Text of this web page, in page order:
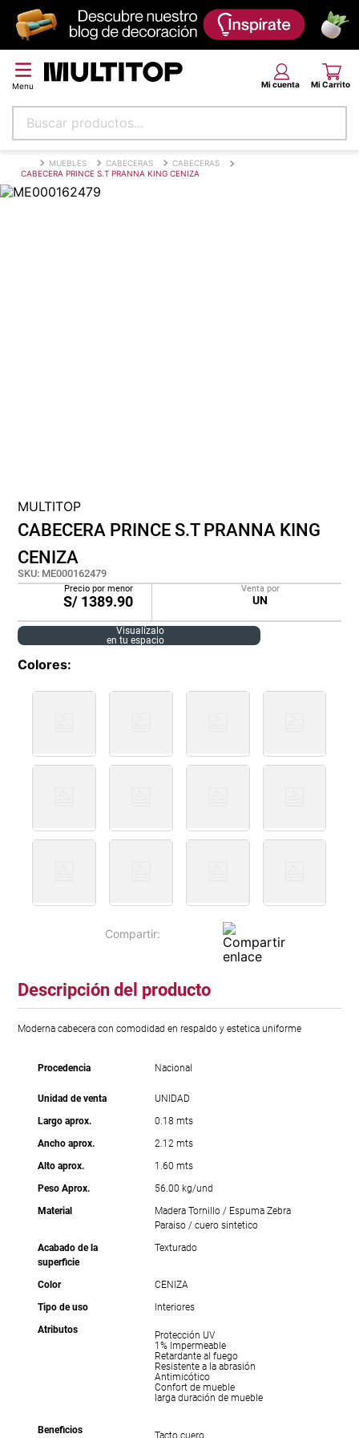
Buscar productos...
MUEBLES CABECERAS
CABECERAS
CABECERA PRINCE S.T PRANNA KING CENIZA
MULTITOP
CABECERA PRINCE S.T PRANNA KING
CENIZA
SKU: ME000162479
Precio por menor
S/ 1389.90
Venta por
UN
Visualízalo
en tu espacio
Colores
Descripción del producto
Moderna cabecera con comodidad en respaldo y estetica uniforme
Procedencia Nacional
Unidad de venta
UNIDAD
Largo aprox.
0.18 mts
Ancho aprox.
2.12 mts
Alto aprox.
1.60 mts
Peso Aprox.
56.00 kg/und
Material
Madera Tornillo / Espuma Zebra
Paraiso / cuero sintetico
Acabado de la
superficie
Texturado
Color
CENIZA
Tipo de uso
Interiores
Atributos
Protección UV
1% Impermeable
Retardante al fuego
Resistente a la abrasión
Antimicótico
Confort de mueble
larga duración de mueble
Beneficios Tacto cuero
Términos más buscados
papel tapiz